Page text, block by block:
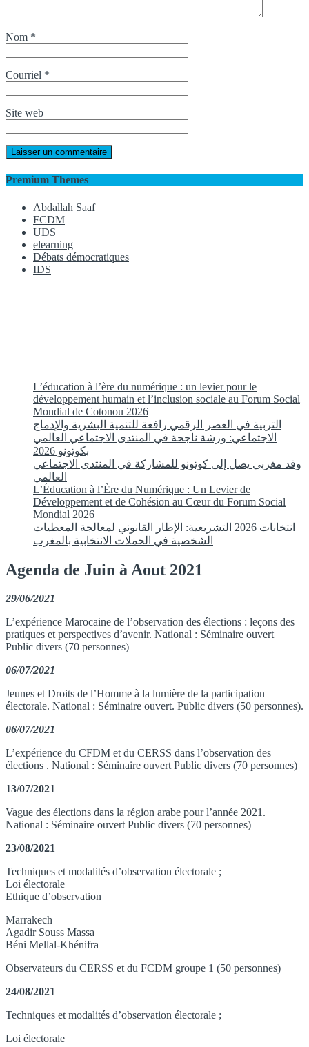
Nom *
Courriel *
Site web
Premium Themes
Abdallah Saaf
FCDM
UDS
elearning
Débats démocratiques
IDS
L’éducation à l’ère du numérique : un levier pour le
développement humain et l’inclusion sociale au Forum Social
Mondial de Cotonou 2026
التربية في العصر الرقمي رافعة للتنمية البشرية والإدماج
الاجتماعي: ورشة ناجحة في المنتدى الاجتماعي العالمي
بكوتونو 2026
وفد مغربي يصل إلى كوتونو للمشاركة في المنتدى الاجتماعي
العالمي
L’Éducation à l’Ère du Numérique : Un Levier de
Développement et de Cohésion au Cœur du Forum Social
Mondial 2026
انتخابات 2026 التشريعية: الإطار القانوني لمعالجة المعطيات
الشخصية في الحملات الانتخابية بالمغرب
Agenda de Juin à Aout 2021
29/06/2021
L’expérience Marocaine de l’observation des élections : leçons des
pratiques et perspectives d’avenir. National : Séminaire ouvert
Public divers (70 personnes)
06/07/2021
Jeunes et Droits de l’Homme à la lumière de la participation
électorale. National : Séminaire ouvert. Public divers (50 personnes).
06/07/2021
L’expérience du CFDM et du CERSS dans l’observation des
élections . National : Séminaire ouvert Public divers (70 personnes)
13/07/2021
Vague des élections dans la région arabe pour l’année 2021.
National : Séminaire ouvert Public divers (70 personnes)
23/08/2021
Techniques et modalités d’observation électorale ;
Loi électorale
Ethique d’observation
Marrakech
Agadir Souss Massa
Béni Mellal-Khénifra
Observateurs du CERSS et du FCDM groupe 1 (50 personnes)
24/08/2021
Techniques et modalités d’observation électorale ;
Loi électorale